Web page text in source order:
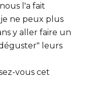
l'a fait
ne peux plus
y aller faire un
leurs
vous cet